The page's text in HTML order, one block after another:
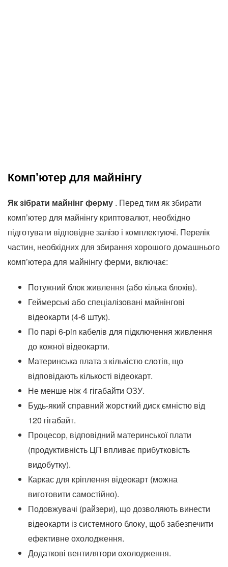
Комп’ютер для майнінгу
Як зібрати майнінг ферму . Перед тим як збирати
комп’ютер для майнінгу криптовалют, необхідно
підготувати відповідне залізо і комплектуючі. Перелік
частин, необхідних для збирання хорошого домашнього
комп’ютера для майнінгу ферми, включає:
Потужний блок живлення (або кілька блоків).
Геймерські або спеціалізовані майнінгові
відеокарти (4-6 штук).
По парі 6-pin кабелів для підключення живлення
до кожної відеокарти.
Материнська плата з кількістю слотів, що
відповідають кількості відеокарт.
Не менше ніж 4 гігабайти ОЗУ.
Будь-який справний жорсткий диск ємністю від
120 гігабайт.
Процесор, відповідний материнської плати
(продуктивність ЦП впливає прибутковість
видобутку).
Каркас для кріплення відеокарт (можна
виготовити самостійно).
Подовжувачі (райзери), що дозволяють винести
відеокарти із системного блоку, щоб забезпечити
ефективне охолодження.
Додаткові вентилятори охолодження.